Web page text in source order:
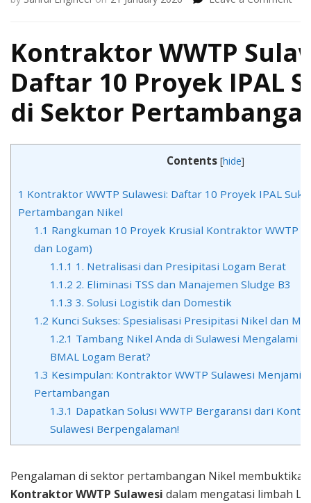
10
Kontraktor WWTP
Daftar 10 Proyek IPAL
di Sektor
Contents [hide]
1 Kontraktor WWTP Sulawesi: Daftar 10 Proyek IPAL
Pertambangan Nikel
1.1 Rangkuman 10 Proyek Krusial Kontraktor WWTP
dan Logam)
1.1.1 1. Netralisasi dan Presipitasi Logam Berat
1.1.2 2. Eliminasi TSS dan Manajemen Sludge B3
1.1.3 3. Solusi Logistik dan Domestik
1.2 Kunci Sukses: Spesialisasi Presipitasi Nikel dan
1.2.1 Tambang Nikel Anda di Sulawesi Mengalami
BMAL Logam Berat?
1.3 Kesimpulan: Kontraktor WWTP Sulawesi Menjamin
Pertambangan
1.3.1 Dapatkan Solusi WWTP Bergaransi dari
Sulawesi Berpengalaman!
Pengalaman di sektor pertambangan Nikel
Kontraktor WWTP Sulawesi dalam mengatasi limbah